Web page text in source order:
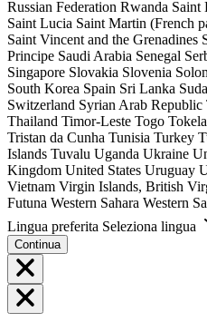
Russian Federation Rwanda Saint
Saint Lucia Saint Martin (French
Saint Vincent and the Grenadines
Principe Saudi Arabia Senegal
Singapore Slovakia Slovenia
South Korea Spain Sri Lanka
Switzerland Syrian Arab Republic
Thailand Timor-Leste Togo
Tristan da Cunha Tunisia Turkey
Islands Tuvalu Uganda Ukraine
Kingdom United States Uruguay
Vietnam Virgin Islands, British
Futuna Western Sahara Western
Lingua preferita Seleziona lingua
Continua